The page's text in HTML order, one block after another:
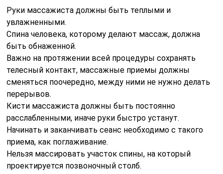
Руки массажиста должны быть теплыми и
увлажненными.
Спина человека, которому делают массаж, должна
быть обнаженной.
Важно на протяжении всей процедуры сохранять
телесный контакт, массажные приемы должны
сменяться поочередно, между ними не нужно делать
перерывов.
Кисти массажиста должны быть постоянно
расслабленными, иначе руки быстро устанут.
Начинать и заканчивать сеанс необходимо с такого
приема, как поглаживание.
Нельзя массировать участок спины, на который
проектируется позвоночный столб.